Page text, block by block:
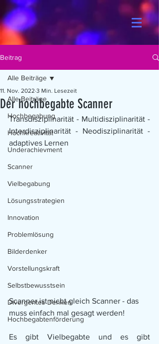
Beitrag
Alle Beiträge
Hochbegabung
Hochkreativität
Underachievment
Scanner
Vielbegabung
Lösungsstrategien
Innovation
Problemlösung
Bilderdenker
Vorstellungskraft
Selbstbewusstsein
Divergentes Denken
Hochbegabtenförderung
Alle Beiträge
Der hochbegabte Scanner
11. Nov. 2022 3 Min. Lesezeit
Transdisziplinarität - Multidisziplinarität -
Interdisziplinarität - Neodisziplinarität -
adaptives Lernen
Scanner ist nicht gleich Scanner - das
muss einfach mal gesagt werden!
Es gibt Vielbegabte und es gibt